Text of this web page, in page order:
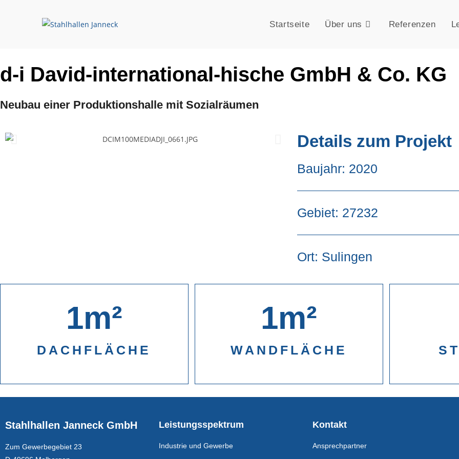
Startseite Über uns Referenzen
d-i David-international-hische GmbH & Co. KG
Neubau einer Produktionshalle mit Sozialräumen
Details zum Projekt
Baujahr: 2020
Gebiet: 27232
Ort: Sulingen
DACHFLÄCHE
1m²
WANDFLÄCHE
1m²
Stahlhallen Janneck GmbH
Zum Gewerbegebiet 23
Leistungsspektrum
Industrie und Gewerbe
Kontakt
Ansprechpartner